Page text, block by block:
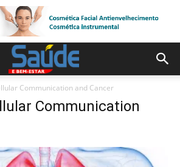
Communication and Cancer
Communication